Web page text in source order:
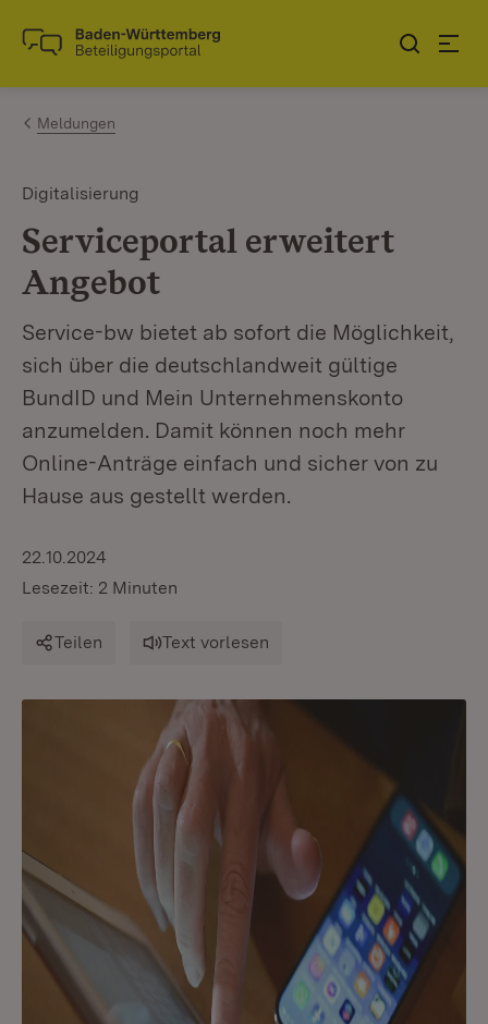
Zum Inhalt springen
Link zur Startseite
Meldungen
Digitalisierung
Serviceportal erweitert
Angebot
Service-bw bietet ab sofort die Möglichkeit,
sich über die deutschlandweit gültige
BundID und Mein Unternehmenskonto
anzumelden. Damit können noch mehr
Online-Anträge einfach und sicher von zu
Hause aus gestellt werden.
22.10.2024
Lesezeit: 2 Minuten
Teilen Text vorlesen